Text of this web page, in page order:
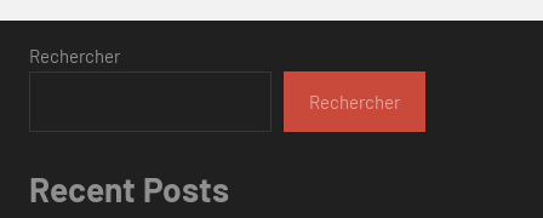
Rechercher
Rechercher
Recent Posts